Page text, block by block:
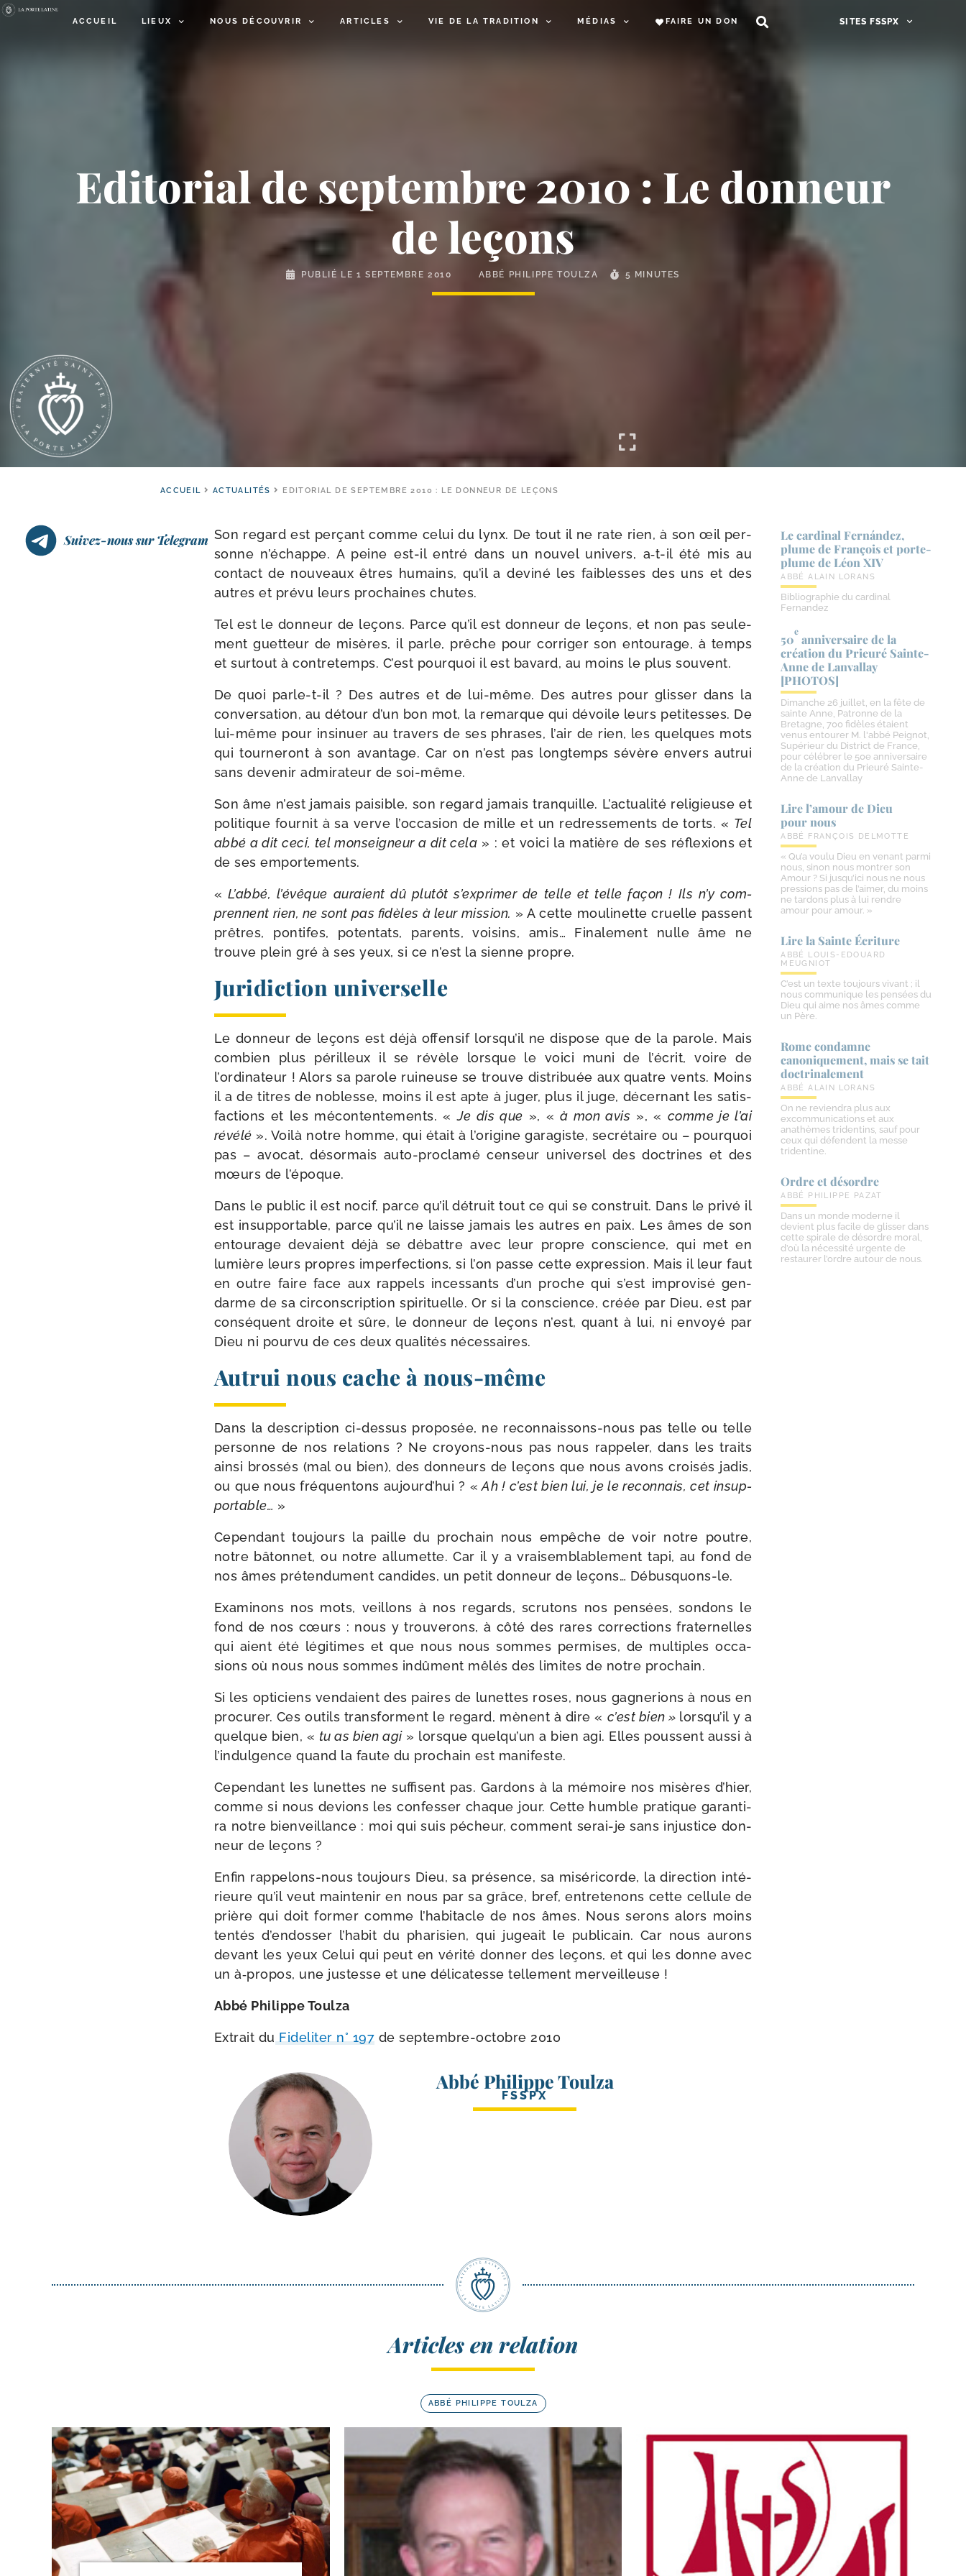
ACCUEIL LIEUX NOUS DÉCOUVRIR ARTICLES VIE DE LA TRADITION MÉDIAS FAIRE UN DON SITES FSSPX
Editorial de septembre 2010 : Le donneur
de leçons
PUBLIÉ LE 1 SEPTEMBRE 2010 ABBÉ PHILIPPE TOULZA 5 MINUTES
ACCUEIL ACTUALITÉS EDITORIAL DE SEPTEMBRE 2010 : LE DONNEUR DE LEÇONS
Suivez-nous sur Telegram Son regard est per­çant comme celui du lynx. De tout il ne rate rien, à son œil per­
sonne n’échappe. A peine est-​il entré dans un nou­vel uni­vers, a‑t-​il été mis au
contact de nou­veaux êtres humains, qu’il a devi­né les fai­blesses des uns et des
autres et pré­vu leurs pro­chaines chutes.
Tel est le don­neur de leçons. Parce qu’il est don­neur de leçons, et non pas seule­
ment guet­teur de misères, il parle, prêche pour cor­ri­ger son entou­rage, à temps
et sur­tout à contre­temps. C’est pour­quoi il est bavard, au moins le plus souvent.
De quoi parle-​t-​il ? Des autres et de lui-​même. Des autres pour glis­ser dans la
conver­sa­tion, au détour d’un bon mot, la remarque qui dévoile leurs peti­tesses. De
lui-​même pour insi­nuer au tra­vers de ses phrases, l’air de rien, les quelques mots
qui tour­ne­ront à son avan­tage. Car on n’est pas long­temps sévère envers autrui
sans deve­nir admi­ra­teur de soi-même.
Son âme n’est jamais pai­sible, son regard jamais tran­quille. L’actualité reli­gieuse et
poli­tique four­nit à sa verve l’occasion de mille et un redres­se­ments de torts. « Tel
abbé a dit ceci, tel mon­sei­gneur a dit cela » : et voi­ci la matière de ses réflexions et
de ses emportements.
« L’abbé, l’évêque auraient dû plu­tôt s’exprimer de telle et telle façon ! Ils n’y com­
prennent rien, ne sont pas fidèles à leur mis­sion. » A cette mou­li­nette cruelle passent
prêtres, pon­tifes, poten­tats, parents, voi­sins, amis… Finalement nulle âme ne
trouve plein gré à ses yeux, si ce n’est la sienne propre.
Juridiction universelle
Le don­neur de leçons est déjà offen­sif lorsqu’il ne dis­pose que de la parole. Mais
com­bien plus périlleux il se révèle lorsque le voi­ci muni de l’écrit, voire de
l’ordinateur ! Alors sa parole rui­neuse se trouve dis­tri­buée aux quatre vents. Moins
il a de titres de noblesse, moins il est apte à juger, plus il juge, décer­nant les satis­
fac­tions et les mécon­ten­te­ments. «Je dis que », «à mon avis », « comme je l’ai
révé­lé ». Voilà notre homme, qui était à l’origine gara­giste, secré­taire ou – pour­quoi
pas – avo­cat, désor­mais auto-​proclamé cen­seur uni­ver­sel des doc­trines et des
mœurs de l’époque.
Dans le public il est nocif, parce qu’il détruit tout ce qui se construit. Dans le pri­vé il
est insup­por­table, parce qu’il ne laisse jamais les autres en paix. Les âmes de son
entou­rage devaient déjà se débattre avec leur propre conscience, qui met en
lumière leurs propres imper­fec­tions, si l’on passe cette expres­sion. Mais il leur faut
en outre faire face aux rap­pels inces­sants d’un proche qui s’est impro­vi­sé gen­
darme de sa cir­cons­crip­tion spi­ri­tuelle. Or si la conscience, créée par Dieu, est par
consé­quent droite et sûre, le don­neur de leçons n’est, quant à lui, ni envoyé par
Dieu ni pour­vu de ces deux qua­li­tés nécessaires.
Autrui nous cache à nous-même
Dans la des­crip­tion ci-​dessus pro­po­sée, ne reconnaissons-​nous pas telle ou telle
per­sonne de nos rela­tions ? Ne croyons-​nous pas nous rap­pe­ler, dans les traits
ain­si bros­sés (mal ou bien), des don­neurs de leçons que nous avons croi­sés jadis,
ou que nous fré­quen­tons aujourd’hui ? « Ah ! c’est bien lui, je le recon­nais, cet insup­
por­table… »
Cependant tou­jours la paille du pro­chain nous empêche de voir notre poutre,
notre bâton­net, ou notre allu­mette. Car il y a vrai­sem­bla­ble­ment tapi, au fond de
nos âmes pré­ten­du­ment can­dides, un petit don­neur de leçons… Débusquons-le.
Examinons nos mots, veillons à nos regards, scru­tons nos pen­sées, son­dons le
fond de nos cœurs : nous y trou­ve­rons, à côté des rares cor­rec­tions fra­ter­nelles
qui aient été légi­times et que nous nous sommes per­mises, de mul­tiples occa­
sions où nous nous sommes indû­ment mêlés des limites de notre prochain.
Si les opti­ciens ven­daient des paires de lunettes roses, nous gagne­rions à nous en
pro­cu­rer. Ces outils trans­forment le regard, mènent à dire « c’est bien » lorsqu’il y a
quelque bien, « tu as bien agi» lorsque quelqu’un a bien agi. Elles poussent aus­si à
l’indulgence quand la faute du pro­chain est manifeste.
Cependant les lunettes ne suf­fisent pas. Gardons à la mémoire nos misères d’hier,
comme si nous devions les confes­ser chaque jour. Cette humble pra­tique garan­ti­
ra notre bien­veillance : moi qui suis pécheur, com­ment serai-​je sans injus­tice don­
neur de leçons ?
Enfin rappelons-​nous tou­jours Dieu, sa pré­sence, sa misé­ri­corde, la direc­tion inté­
rieure qu’il veut main­te­nir en nous par sa grâce, bref, entre­te­nons cette cel­lule de
prière qui doit for­mer comme l’habitacle de nos âmes. Nous serons alors moins
ten­tés d’endosser l’habit du pha­ri­sien, qui jugeait le publi­cain. Car nous aurons
devant les yeux Celui qui peut en véri­té don­ner des leçons, et qui les donne avec
un à‑propos, une jus­tesse et une déli­ca­tesse tel­le­ment merveilleuse !
Abbé Philippe Toulza
Extrait du Fideliter n° 197 de septembre-​octobre 2010
Abbé Philippe Toulza
FSSPX
Le cardinal Fernández,
plume de François et porte-​
plume de Léon XIV
ABBÉ ALAIN LORANS
Bibliographie du cardinal
Fernandez
50
e
anniversaire de la
création du Prieuré Sainte-​
Anne de Lanvallay
[PHOTOS]
Dimanche 26 juillet, en la fête de
sainte Anne, Patronne de la
Bretagne, 700 fidèles étaient
venus entourer M. l'abbé Peignot,
Supérieur du District de France,
pour célébrer le 50e anniversaire
de la création du Prieuré Sainte-
Anne de Lanvallay
Lire l’amour de Dieu
pour nous
ABBÉ FRANÇOIS DELMOTTE
« Qu’a voulu Dieu en venant parmi
nous, sinon nous montrer son
Amour ? Si jusqu’ici nous ne nous
pressions pas de l’aimer, du moins
ne tardons plus à lui rendre
amour pour amour. »
Lire la Sainte Écriture
ABBÉ LOUIS-EDOUARD
MEUGNIOT
C’est un texte toujours vivant ; il
nous communique les pensées du
Dieu qui aime nos âmes comme
un Père.
Rome condamne
canoniquement, mais se tait
doctrinalement
ABBÉ ALAIN LORANS
On ne reviendra plus aux
excommunications et aux
anathèmes tridentins, sauf pour
ceux qui défendent la messe
tridentine.
Ordre et désordre
ABBÉ PHILIPPE PAZAT
Dans un monde moderne il
devient plus facile de glisser dans
cette spirale de désordre moral,
d’où la nécessité urgente de
restaurer l’ordre autour de nous.
Articles en relation
ABBÉ PHILIPPE TOULZA